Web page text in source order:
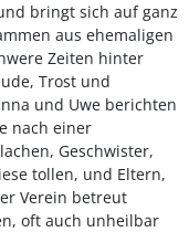
bringt sich auf ganz
aus ehemaligen
Zeiten hinter
Trost und
und Uwe berichten
nach einer
Geschwister,
tollen, und Eltern,
Verein betreut
oft auch unheilbar